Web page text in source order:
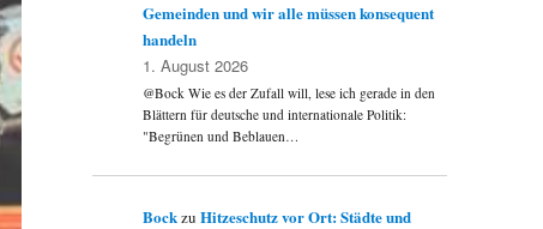
Gemeinden und wir alle müssen konsequent
handeln
1. August 2026
@Bock Wie es der Zufall will, lese ich gerade in den
Blättern für deutsche und internationale Politik:
"Begrünen und Beblauen…
BockzuHitzeschutz vor Ort: Städte und